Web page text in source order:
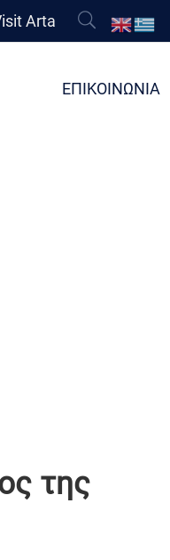
Arta
ΕΠΙΚΟΙΝΩΝΙΑ
της